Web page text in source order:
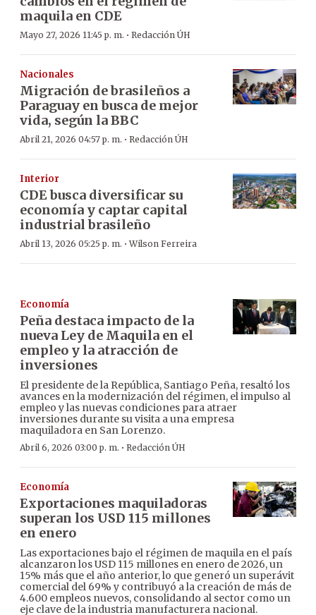
maquila en CDE
Mayo 27, 2026 11:45 p. m. · Redacción ÚH
Nacionales
Migración de brasileños a
Paraguay en busca de mejor
vida, según la BBC
Abril 21, 2026 04:57 p. m. · Redacción ÚH
Interior
CDE busca diversificar su
economía y captar capital
industrial brasileño
Abril 13, 2026 05:25 p. m. ·Wilson Ferreira
Economía
Peña destaca impacto de la
nueva Ley de Maquila en el
empleo y la atracción de
inversiones
El presidente de la República, Santiago Peña, resaltó los
avances en la modernización del régimen, el impulso al
empleo y las nuevas condiciones para atraer
inversiones durante su visita a una empresa
maquiladora en San Lorenzo.
Abril 6, 2026 03:00 p. m. · Redacción ÚH
Economía
Exportaciones maquiladoras
superan los USD 115 millones
en enero
Las exportaciones bajo el régimen de maquila en el país
alcanzaron los USD 115 millones en enero de 2026, un
15% más que el año anterior, lo que generó un superávit
comercial del 69% y contribuyó a la creación de más de
4.600 empleos nuevos, consolidando al sector como un
eje clave de la industria manufacturera nacional.